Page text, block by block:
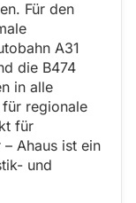
Für den
A31
die B474
in alle
regionale
für
Ahaus ist ein
und